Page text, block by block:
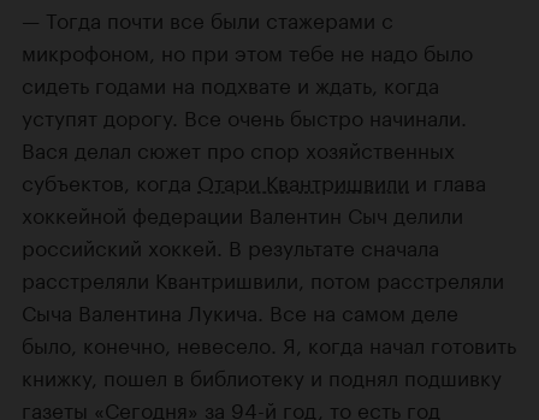
— Тогда почти все были стажерами с
микрофоном, но при этом тебе не надо было
сидеть годами на подхвате и ждать, когда
уступят дорогу. Все очень быстро начинали.
Вася делал сюжет про спор хозяйственных
субъектов, когда Отари Квантришвили и глава
хоккейной федерации Валентин Сыч делили
российский хоккей. В результате сначала
расстреляли Квантришвили, потом расстреляли
Сыча Валентина Лукича. Все на самом деле
было, конечно, невесело. Я, когда начал готовить
книжку, пошел в библиотеку и поднял подшивку
газеты «Сегодня» за 94-й год, то есть год